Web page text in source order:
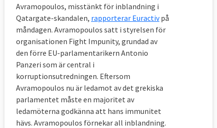
Avramopoulos, misstänkt för inblandning i
Qatargate-skandalen, rapporterar Euractivpå
måndagen. Avramopoulos satt i styrelsen för
organisationen Fight Impunity, grundad av
den förre EU-parlamentarikern Antonio
Panzeri som är central i
korruptionsutredningen. Eftersom
Avramopoulos nu är ledamot av det grekiska
parlamentet måste en majoritet av
ledamöterna godkänna att hans immunitet
hävs. Avramopoulos förnekar all inblandning.